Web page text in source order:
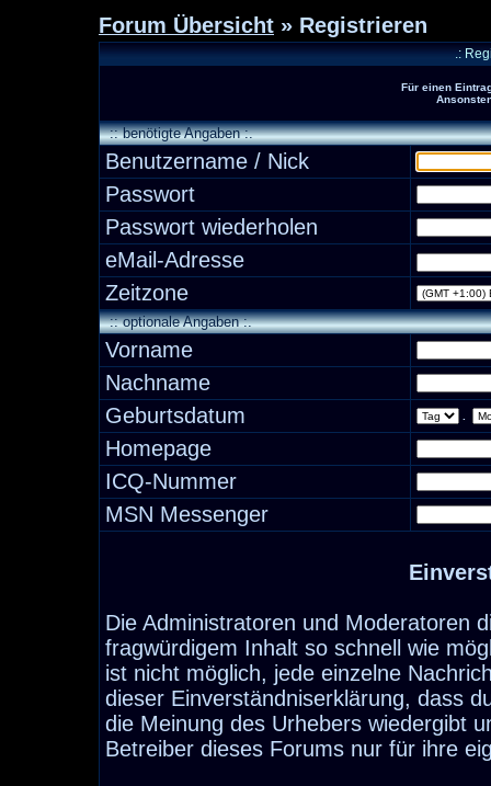
Forum Übersicht » Registrieren
.:
Für einen
:: benötigte Angaben :.
Benutzername / Nick
Passwort
Passwort wiederholen
eMail-Adresse
Zeitzone
:: optionale Angaben :.
Vorname
Nachname
Geburtsdatum
Homepage
ICQ-Nummer
MSN Messenger
Die Administratoren und Moderatoren
fragwürdigem Inhalt so schnell wie
ist nicht möglich, jede einzelne
dieser Einverständniserklärung, dass
die Meinung des Urhebers wiedergibt
Betreiber dieses Forums nur für ihre